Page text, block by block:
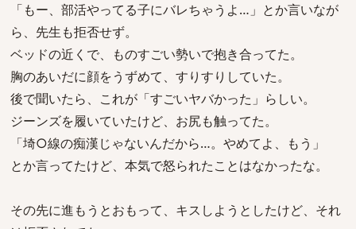
「もー、部活やってる子にバレちゃうよ…」とか言いなが
ら、先生も拒否せず。
ベッドの近くで、ものすごい勢いで抱き合ってた。
胸のあいだに顔をうずめて、すりすりしていた。
後で聞いたら、これが「すごいヤバかった」らしい。
ジーンズを履いていたけど、お尻も触ってた。
「埼○線の痴漢じゃないんだから…。やめてよ、もう」
とか言ってたけど、本気で怒られたことはなかったな。
その先に進もうとおもって、キスしようとしたけど、それ